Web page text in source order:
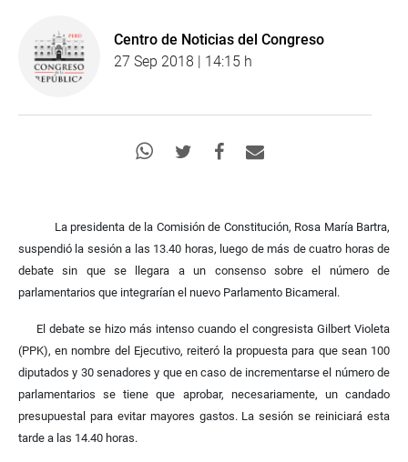
Centro de Noticias del Congreso
27 Sep 2018 | 14:15 h
La presidenta de la Comisión de Constitución, Rosa María Bartra,
suspendió la sesión a las 13.40 horas, luego de más de cuatro horas de
debate sin que se llegara a un consenso sobre el número de
parlamentarios que integrarían el nuevo Parlamento Bicameral.
El debate se hizo más intenso cuando el congresista Gilbert Violeta
(PPK), en nombre del Ejecutivo, reiteró la propuesta para que sean 100
diputados y 30 senadores y que en caso de incrementarse el número de
parlamentarios se tiene que aprobar, necesariamente, un candado
presupuestal para evitar mayores gastos. La sesión se reiniciará esta
tarde a las 14.40 horas.